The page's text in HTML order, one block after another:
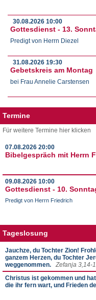
30.08.2026 10:00
Gottesdienst - 13.
Predigt von Herrn Diezel
31.08.2026 19:30
Gebetskreis am Montag
bei Frau Annelie Carstensen
Termine
Für weitere Termine hier klicken
07.08.2026 20:00
Bibelgespräch mit Herrn
09.08.2026 10:00
Gottesdienst - 10.
Predigt von Herrn Friedrich
Tageslosung
Jauchze, du Tochter Zion!
ganzem Herzen, du Tochter
weggenommen.
Zefanja 3,14-
Christus ist gekommen und
die ihr fern wart, und Frieden